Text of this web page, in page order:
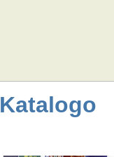
Katalogo